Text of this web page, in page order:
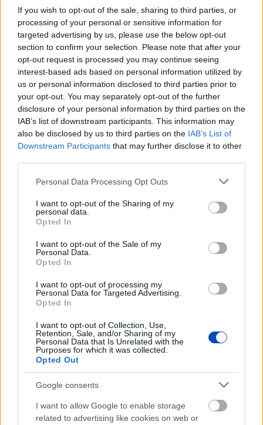
If you wish to opt-out of the sale, sharing to third parties, or
processing of your personal or sensitive information for
targeted advertising by us, please use the below opt-out
section to confirm your selection. Please note that after your
opt-out request is processed you may continue seeing
interest-based ads based on personal information utilized by
us or personal information disclosed to third parties prior to
your opt-out. You may separately opt-out of the further
disclosure of your personal information by third parties on the
IAB’s list of downstream participants. This information may
also be disclosed by us to third parties on the IAB’s List of
Downstream Participants that may further disclose it to other
Please note that this website/app uses one or more Google
not limited to your visit or usage behaviour. You may click to
grant or deny consent to Google and its third-party tags to
use your data for below specified purposes in below Google
consent section.
Personal Data Processing Opt Outs
I want to opt-out of the Sharing of my
personal data.
Opted In
I want to opt-out of the Sale of my
Personal Data.
Opted In
I want to opt-out of processing my
Personal Data for Targeted Advertising.
Opted In
I want to opt-out of Collection, Use,
Retention, Sale, and/or Sharing of my
Personal Data that Is Unrelated with the
Purposes for which it was collected.
Opted Out
Google consents
I want to allow Google to enable storage
related to advertising like cookies on web or
HAZA ÉS NAGYVILÁG
Megszerezhető az autópálya mellett kivágott
fa
Az oroszlánt egy régi ismerőse keresheti
meg váratlanul
Már látható jelei vannak az autópálya
bővítésének (GALÉRIA)